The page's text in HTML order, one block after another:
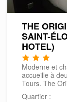
THE
SAINT-
HOTEL)
Moderne et
accueille à
Tours. The
Quartier :